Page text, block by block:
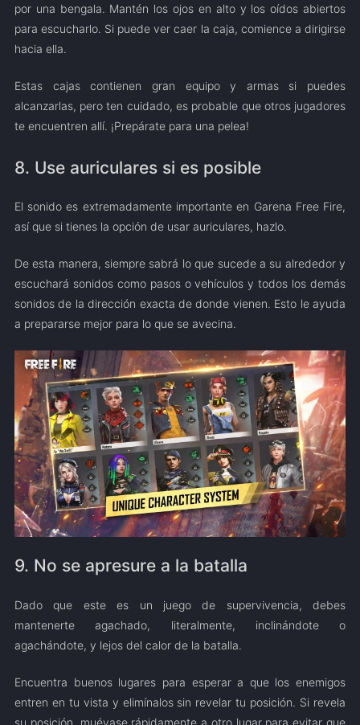
por una bengala. Mantén los ojos en alto y los oídos abiertos
para escucharlo. Si puede ver caer la caja, comience a dirigirse
hacia ella.
Estas cajas contienen gran equipo y armas si puedes
alcanzarlas, pero ten cuidado, es probable que otros jugadores
te encuentren allí. ¡Prepárate para una pelea!
8. Use auriculares si es posible
El sonido es extremadamente importante en Garena Free Fire,
así que si tienes la opción de usar auriculares, hazlo.
De esta manera, siempre sabrá lo que sucede a su alrededor y
escuchará sonidos como pasos o vehículos y todos los demás
sonidos de la dirección exacta de donde vienen. Esto le ayuda
a prepararse mejor para lo que se avecina.
9. No se apresure a la batalla
Dado que este es un juego de supervivencia, debes
mantenerte agachado, literalmente, inclinándote o
agachándote, y lejos del calor de la batalla.
Encuentra buenos lugares para esperar a que los enemigos
entren en tu vista y elimínalos sin revelar tu posición. Si revela
su posición, muévase rápidamente a otro lugar para evitar que